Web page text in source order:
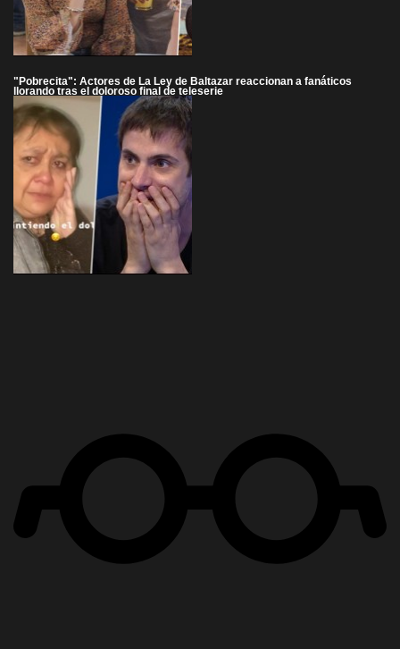
"Pobrecita": Actores de La Ley de Baltazar reaccionan a fanáticos
llorando tras el doloroso final de teleserie